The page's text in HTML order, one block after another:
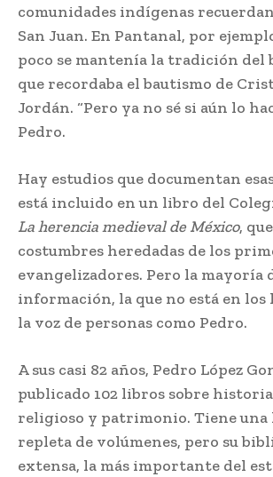
comunidades indígenas
San Juan. En Pantanal, por
poco se mantenía la tradición del
que recordaba el bautismo de
Jordán. “Pero ya no sé si aún lo
Pedro.
Hay estudios que documentan
está incluido en un libro del
La herencia medieval de México,
costumbres heredadas de los
evangelizadores. Pero la mayoría
información, la que no está en
la voz de personas como Pedro.
A sus casi 82 años, Pedro López
publicado 102 libros sobre
religioso y patrimonio. Tiene una
repleta de volúmenes, pero su
extensa, la más importante del